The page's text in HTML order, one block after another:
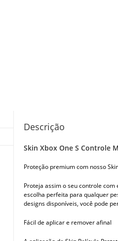
Descrição
Skin Xbox One S Controle
Proteção premium com nosso
Proteja assim o seu controle
escolha perfeita para qualquer
designs disponíveis, você pode
Fácil de aplicar e remover afinal